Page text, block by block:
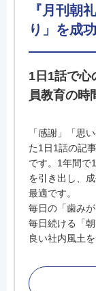
『月刊朝
り」を成
1日1話で心
員教育の時
「感謝」「思
た1日1話の記
です。1年間で
を引き出し、
最適です。
毎日の「歯み
毎日続ける「
良い社内風土を